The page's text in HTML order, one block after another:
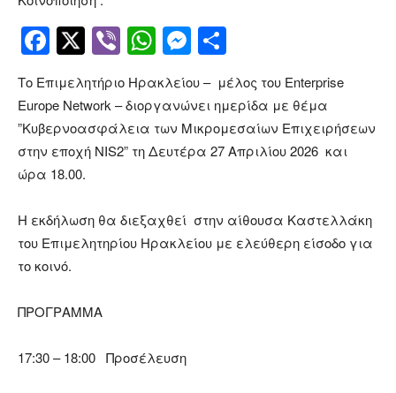
Facebook
Twitter
ViberWhatsApp
Messenger
Το Επιμελητήριο Ηρακλείου – μέλος του Enterprise
Europe Network – διοργανώνει ημερίδα με θέμα
”Κυβερνοασφάλεια των Μικρομεσαίων Επιχειρήσεων
στην εποχή NIS2” τη Δευτέρα 27 Απριλίου 2026 και
ώρα 18.00.
Η εκδήλωση θα διεξαχθεί στην αίθουσα Καστελλάκη
του Επιμελητηρίου Ηρακλείου με ελεύθερη είσοδο για
το κοινό.
ΠΡΟΓΡΑΜΜΑ
17:30 – 18:00 Προσέλευση